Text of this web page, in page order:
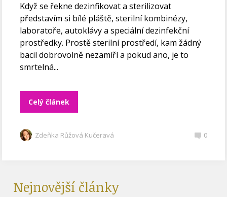
Když se řekne dezinfikovat a sterilizovat
představím si bílé pláště, sterilní kombinézy,
laboratoře, autoklávy a speciální dezinfekční
prostředky. Prostě sterilní prostředí, kam žádný
bacil dobrovolně nezamíří a pokud ano, je to
smrtelná...
Celý článek
Zdeňka Růžová Kučeravá 0
Nejnovější články